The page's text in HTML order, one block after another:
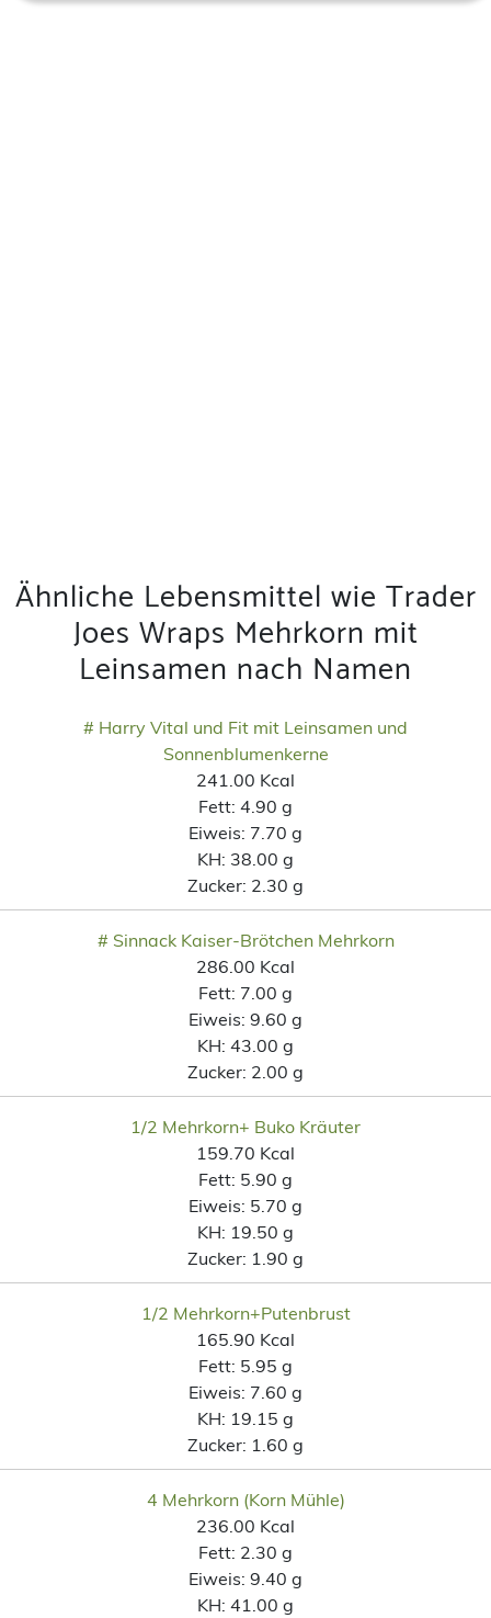
Ähnliche Lebensmittel wie Trader
Joes Wraps Mehrkorn mit
Leinsamen nach Namen
# Harry Vital und Fit mit Leinsamen und
Sonnenblumenkerne
241.00 Kcal
Fett: 4.90 g
Eiweis: 7.70 g
KH: 38.00 g
Zucker: 2.30 g
# Sinnack Kaiser-Brötchen Mehrkorn
286.00 Kcal
Fett: 7.00 g
Eiweis: 9.60 g
KH: 43.00 g
Zucker: 2.00 g
1/2 Mehrkorn+ Buko Kräuter
159.70 Kcal
Fett: 5.90 g
Eiweis: 5.70 g
KH: 19.50 g
Zucker: 1.90 g
1/2 Mehrkorn+Putenbrust
165.90 Kcal
Fett: 5.95 g
Eiweis: 7.60 g
KH: 19.15 g
Zucker: 1.60 g
4 Mehrkorn (Korn Mühle)
236.00 Kcal
Fett: 2.30 g
Eiweis: 9.40 g
KH: 41.00 g